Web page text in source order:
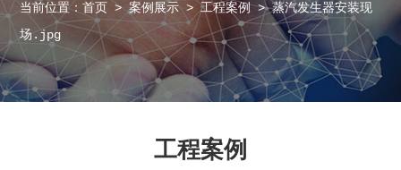
当前位置：首页 >案例展示 >工程案例> 蒸汽发生器安装现
场.jpg
工程案例